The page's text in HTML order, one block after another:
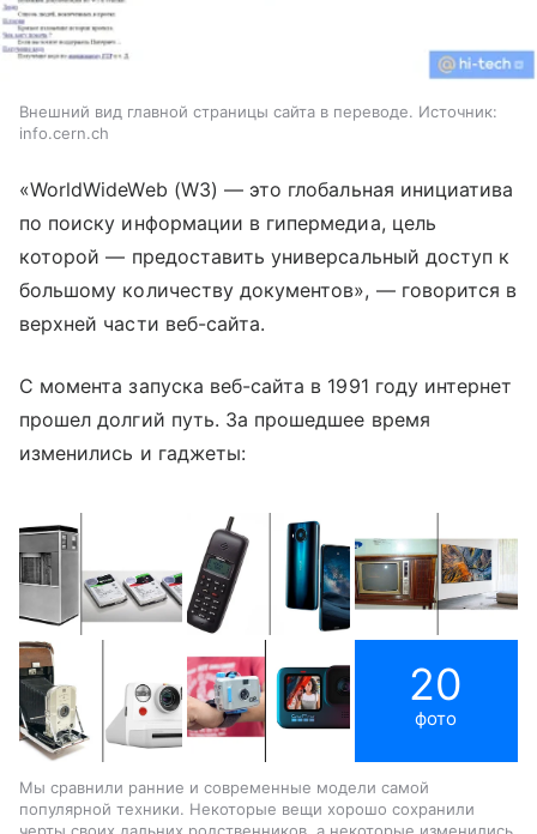
Внешний вид главной страницы сайта в переводе. Источник:
info.cern.ch
«WorldWideWeb (W3) —это глобальная инициатива
по поиску информации в гипермедиа, цель
которой— предоставить универсальный доступ к
большому количеству документов», —говорится в
верхней части веб-сайта.
С момента запуска веб-сайта в 1991 году интернет
прошел долгий путь. За прошедшее время
изменились и гаджеты:
20
фото
Мы сравнили ранние и современные модели самой
популярной техники. Некоторые вещи хорошо сохранили